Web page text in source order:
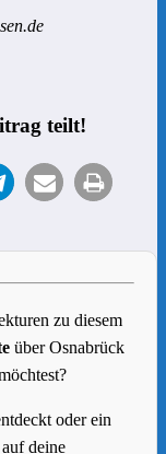
teilt!
zu diesem
über Osnabrück
oder ein
deine